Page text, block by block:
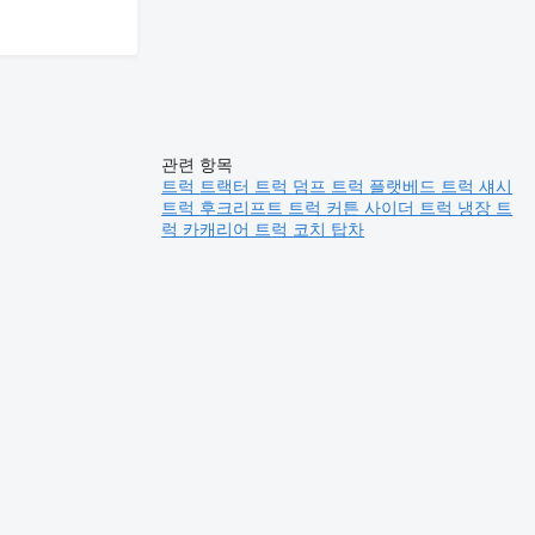
관련 항목
트럭 트랙터 트럭 덤프 트럭 플랫베드 트럭섀시
트럭 후크리프트 트럭 커튼 사이더 트럭 냉장 트
럭 카캐리어 트럭 코치 탑차